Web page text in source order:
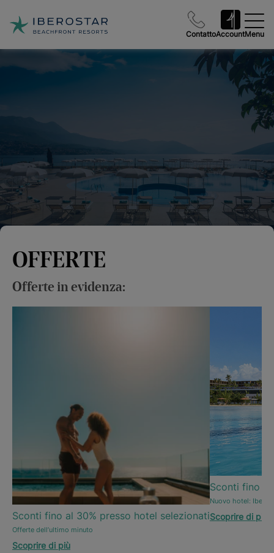
ContattoAccountMenu
OFFERTE
Offerte in evidenza:
Sconti fino al 30% presso hotel selezionati
Offerte dell’ultimo minuto
Scoprire di più
Sconti fino al
Nuovo hotel:
Scoprire di più